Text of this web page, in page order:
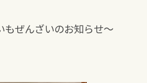
もぜんざいのお知らせ〜